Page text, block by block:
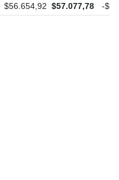
$56.654,92 $57.077,78 -